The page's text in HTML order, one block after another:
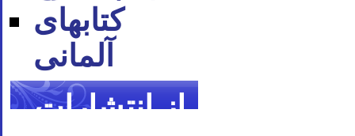
کتاب‪های
آلمانی
از انتشارات